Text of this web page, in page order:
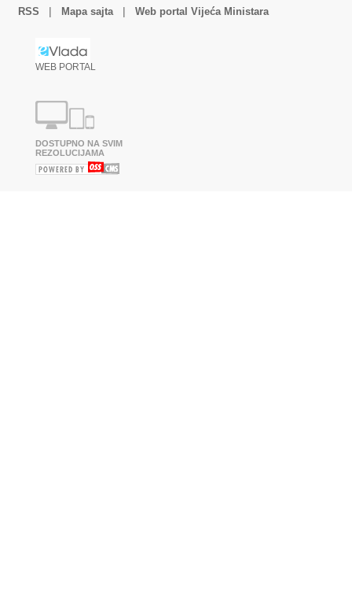
RSS
| Mapa sajta | Web portal Vijeća Ministara
WEB PORTAL
DOSTUPNO NA SVIM
REZOLUCIJAMA